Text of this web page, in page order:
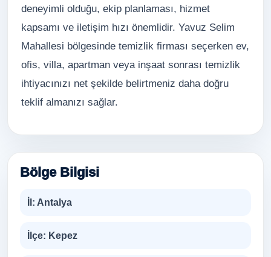
deneyimli olduğu, ekip planlaması, hizmet
kapsamı ve iletişim hızı önemlidir. Yavuz Selim
Mahallesi bölgesinde temizlik firması seçerken ev,
ofis, villa, apartman veya inşaat sonrası temizlik
ihtiyacınızı net şekilde belirtmeniz daha doğru
teklif almanızı sağlar.
Bölge Bilgisi
İl: Antalya
İlçe: Kepez